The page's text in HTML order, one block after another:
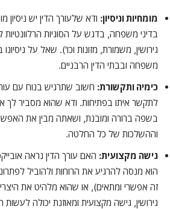
מומחיות וניסיון: ודא שלעורך הדין יש ניסיון
בדיני משפחה, בדגש על הסוגיות הרלוונטיות
גירושין, משמורת, מזונות וכו'). שאל על
משפחה ובבתי הדין הרבניים.
כימיה ותקשורת: חשוב שתרגיש בנוח עם
לתקשר איתו בפתיחות. ודא שהוא מסביר לך
בשפה ברורה ומובנת, ושאתה מבין את
וההשלכות של כל החלטה.
גישה מקצועית: האם עורך הדין נראה
הוא מנסה להרגיע את הרוחות ולהוביל
זה אפשרי ומתאים), או שהוא מלהיט את
גירושין, גישה מקצועית ומאוזנת יכולה